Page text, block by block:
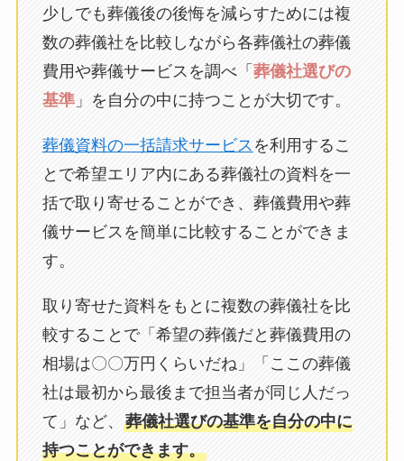
少しでも葬儀後の後悔を減らすためには複
数の葬儀社を比較しながら各葬儀社の葬儀
費用や葬儀サービスを調べ「 葬儀社選びの
基準」を自分の中に持つことが大切です。
葬儀資料の一括請求サービス を利用するこ
とで希望エリア内にある葬儀社の資料を一
括で取り寄せることができ、葬儀費用や葬
儀サービスを簡単に比較することができま
す。
取り寄せた資料をもとに複数の葬儀社を比
較することで「希望の葬儀だと葬儀費用の
相場は〇〇万円くらいだね」「ここの葬儀
社は最初から最後まで担当者が同じ人だっ
て」など、 葬儀社選びの基準を自分の中に
持つことができます。